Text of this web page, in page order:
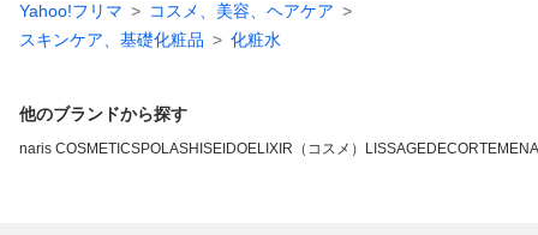
Yahoo!フリマ
コスメ、美容、ヘアケア
スキンケア、基礎化粧品
化粧水
他のブランドから探す
naris COSMETICSPOLASHISEIDOELIXIR（コスメ） LISSAGEDECORTE